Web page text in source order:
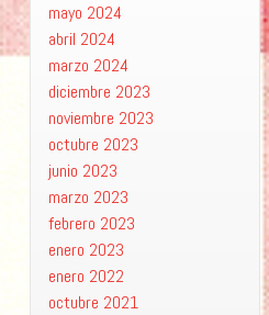
mayo 2024
abril 2024
marzo 2024
diciembre 2023
noviembre 2023
octubre 2023
junio 2023
marzo 2023
febrero 2023
enero 2023
enero 2022
octubre 2021